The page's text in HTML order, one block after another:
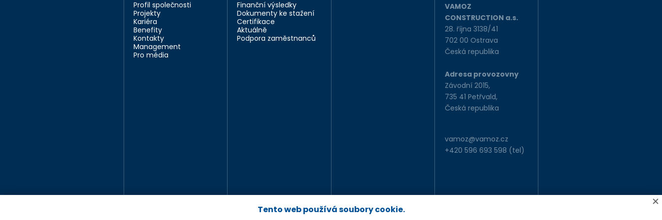
Profil společnosti
Projekty
Kariéra
Benefity
Kontakty
Management
Pro média
Finanční výsledky
Dokumenty ke stažení
Certifikace
Aktuálně
Podpora zaměstnanců
VAMOZ
CONSTRUCTION a.s.
28. října 3138/41
702 00 Ostrava
Česká republika
Adresa provozovny
Závodní 2015,
735 41 Petřvald,
Česká republika
vamoz@vamoz.cz
+420 596 693 598 (tel)
Tento web používá soubory cookie.